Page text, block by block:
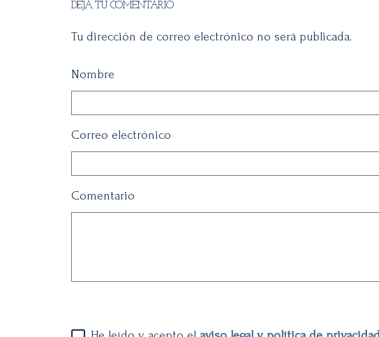
DEJA TU COMENTARIO
Tu dirección de correo electrónico no será publicada.
Nombre
Correo electrónico
Comentario